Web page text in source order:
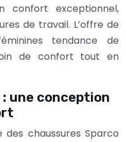
confort exceptionnel,
de travail. L’offre de
tendance de
de confort tout en
une conception
chaussures Sparco